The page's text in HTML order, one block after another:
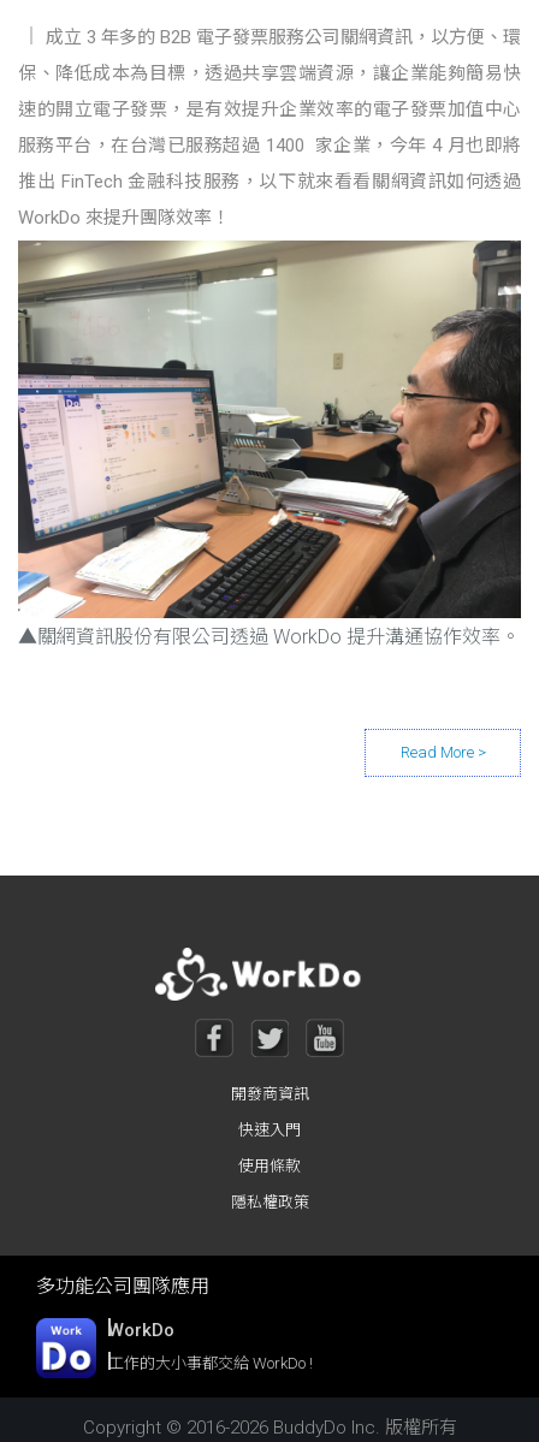
成立 3 年多的 B2B 電子發票服務公司關網資訊，以方便、環
保、降低成本為目標，透過共享雲端資源，讓企業能夠簡易快
速的開立電子發票，是有效提升企業效率的電子發票加值中心
服務平台，在台灣已服務超過 1400 家企業，今年 4 月也即將
推出 FinTech 金融科技服務，以下就來看看關網資訊如何透過
WorkDo 來提升團隊效率！
▲關網資訊股份有限公司透過 WorkDo 提升溝通協作效率。
Posts navigation
開發商資訊
快速入門
使用條款
隱私權政策
多功能公司團隊應用
WorkDo
工作的大小事都交給 WorkDo !
Copyright © 2016-2026 BuddyDo Inc. 版權所有